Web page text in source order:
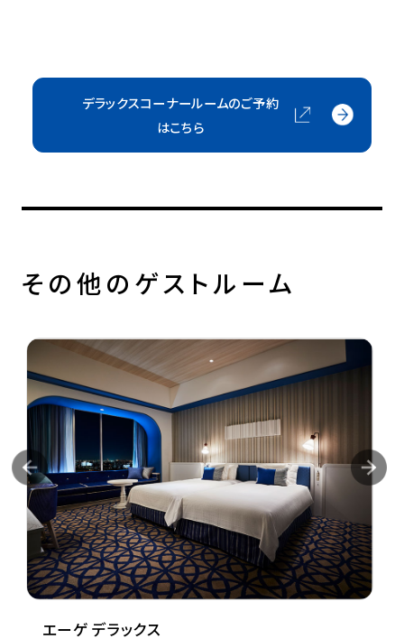
デラックスコーナールームのご予約
はこちら
その他のゲストルーム
エーゲ デラックス